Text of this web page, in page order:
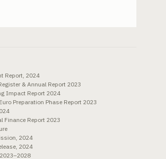
Report, 2024
& Annual Report 2023
Impact Report 2024
Preparation Phase Report 2023
Finance Report 2023
2024
2024